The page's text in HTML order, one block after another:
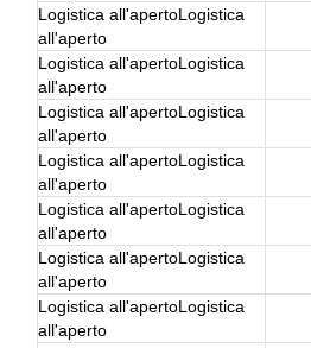
Logistica all'apertoLogistica
all'aperto
Logistica all'apertoLogistica
all'aperto
Logistica all'apertoLogistica
all'aperto
Logistica all'apertoLogistica
all'aperto
Logistica all'apertoLogistica
all'aperto
Logistica all'apertoLogistica
all'aperto
Logistica all'apertoLogistica
all'aperto